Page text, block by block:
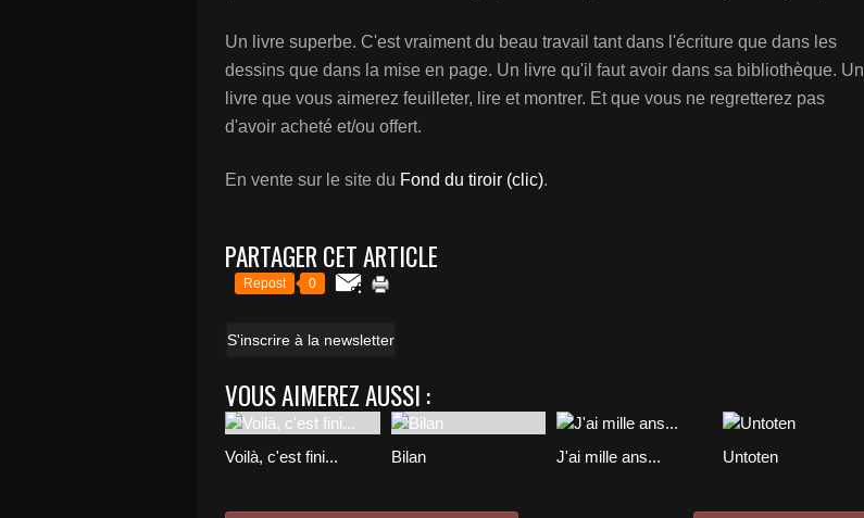
Un livre superbe. C'est vraiment du beau travail tant dans l'écriture que dans les
dessins que dans la mise en page. Un livre qu'il faut avoir dans sa bibliothèque. Un
livre que vous aimerez feuilleter, lire et montrer. Et que vous ne regretterez pas
d'avoir acheté et/ou offert.
En vente sur le site du Fond du tiroir (clic).
PARTAGER CET ARTICLE
Repost 0
S'inscrire à la newsletter
VOUS AIMEREZ AUSSI :
Voilà, c'est fini... Bilan J'ai mille ans... Untoten